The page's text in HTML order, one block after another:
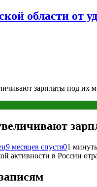
области от
зарплаты под их
9 месяцев спустя01
активности в России